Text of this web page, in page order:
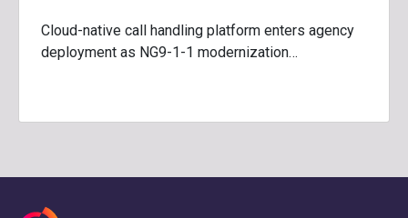
Cloud-native call handling platform enters agency
deployment as NG9-1-1 modernization…